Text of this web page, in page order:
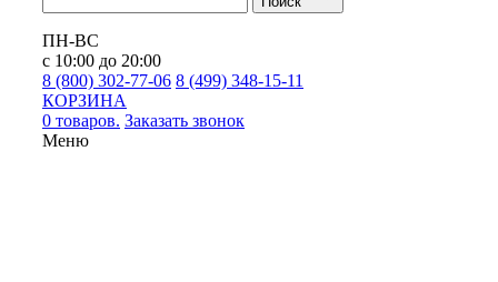
ПН-ВС
с 10:00 до 20:00
8 (800) 302-77-06 8 (499) 348-15-11
КОРЗИНА
0 товаров. Заказать звонок
Меню